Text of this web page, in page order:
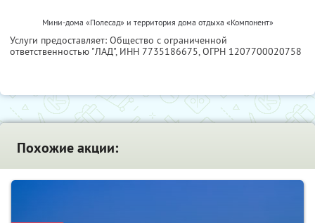
Мини-дома «Полесад» и территория дома отдыха «Компонент»
Услуги предоставляет: Общество с ограниченной
ответственностью "ЛАД", ИНН 7735186675, ОГРН 1207700020758
Похожие акции: